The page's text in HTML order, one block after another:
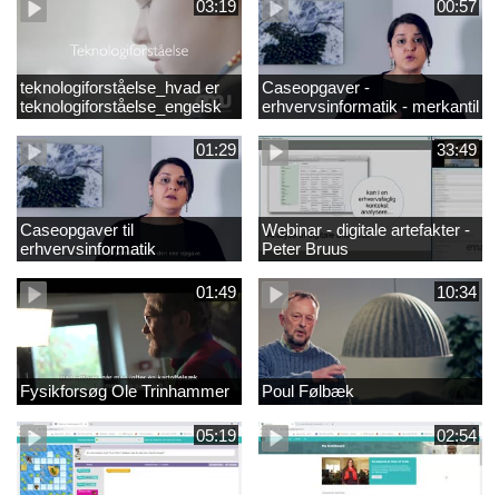
03:19
teknologiforståelse_hvad er
teknologiforståelse_engelsk
00:57
Caseopgaver -
erhvervsinformatik - merkantil
01:29
Caseopgaver til
erhvervsinformatik
33:49
Webinar - digitale artefakter -
Peter Bruus
01:49
Fysikforsøg Ole Trinhammer
10:34
Poul Følbæk
05:19 02:54